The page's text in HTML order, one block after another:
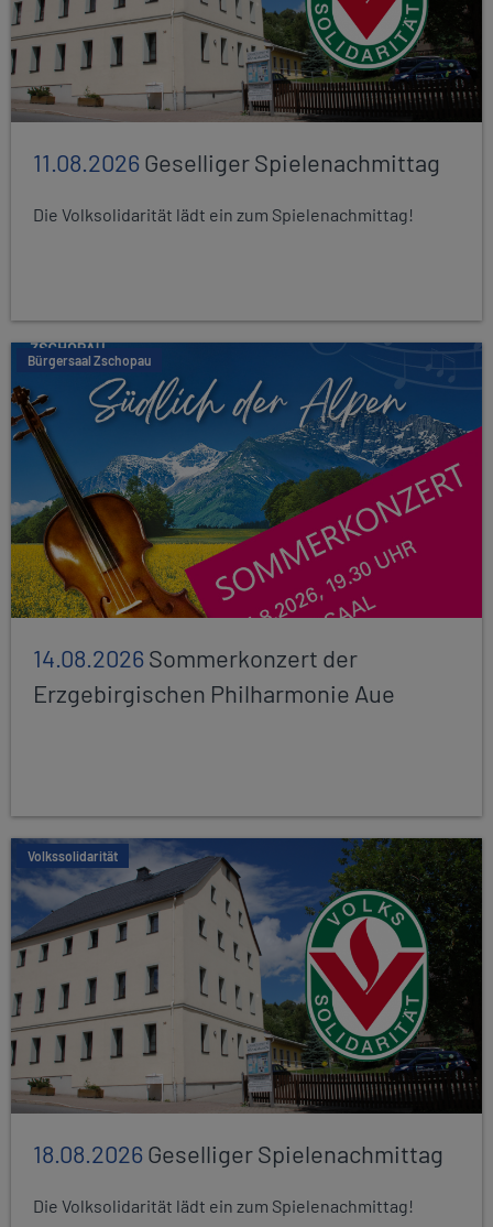
11.08.2026Geselliger Spielenachmittag
Die Volksolidarität lädt ein zum Spielenachmittag!
Bürgersaal Zschopau
14.08.2026Sommerkonzert der
Erzgebirgischen Philharmonie Aue
Volkssolidarität
18.08.2026Geselliger Spielenachmittag
Die Volksolidarität lädt ein zum Spielenachmittag!